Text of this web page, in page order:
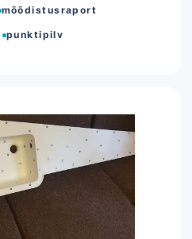
mõõdistusraport
punktipilv